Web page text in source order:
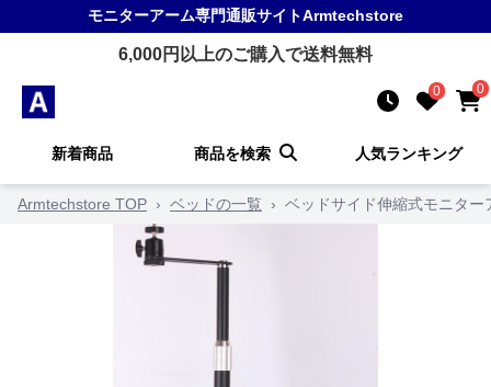
モニターアーム専門通販サイトArmtechstore
6,000円以上のご購入で送料無料
0 0
新着商品 商品を検索 人気ランキング
Armtechstore TOP › ベッドの一覧 › ベッドサイド伸縮式モニター